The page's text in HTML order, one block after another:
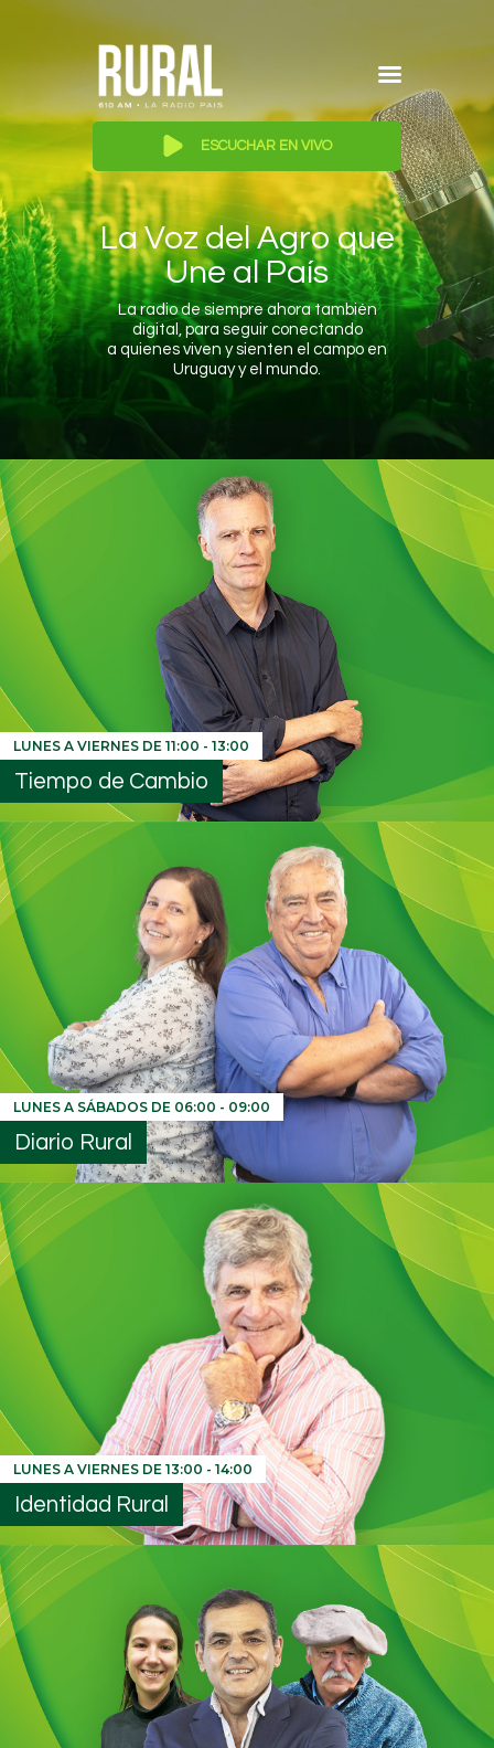
ESCUCHAR EN VIVO
Reproductor
de
audio
La Voz del Agro que
Une al País
La radio de siempre ahora también
digital, para seguir conectando
a quienes viven y sienten el campo en
Uruguay y el mundo.
RADIO RURAL 610 AM
Inicio
Programación
Quienes Somos
Publicite en Rural
Contacto
LUNES A VIERNES DE 11:00 - 13:00
Tiempo de Cambio
LUNES A SÁBADOS DE 06:00 - 09:00
Diario Rural
LUNES A VIERNES DE 13:00 - 14:00
Identidad Rural